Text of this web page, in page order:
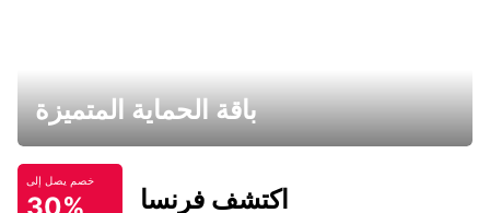
باقة الحماية المتميزة
خصم يصل إلى
اكتشف فرنسا